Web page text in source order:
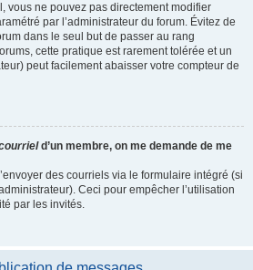
vous ne pouvez pas directement modifier
par l’administrateur du forum. Évitez de
dans le seul but de passer au rang
cette pratique est rarement tolérée et un
peut facilement abaisser votre compteur de
d’un membre, on me demande de me
des courriels via le formulaire intégré (si
Ceci pour empêcher l’utilisation
par les invités.